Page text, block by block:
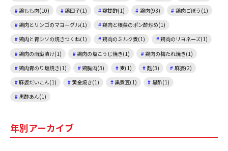
鶏もも肉(10)
鶏団子(1) 鶏甘酢(1) 鶏肉(93)
鶏肉ごぼう(1)
鶏肉とリンゴのマヨーグル(1)
鶏肉と根菜のポン酢炒め(1)
鶏肉と青シソの焼きつくね(1)
鶏肉のミルク煮(1)
鶏肉のリヨネーズ(1)
鶏肉の南蛮漬け(1)
鶏肉の塩こうじ焼き(1)
鶏肉の梅たれ焼き(1)
鶏肉青のり塩焼き(1)
鶏胸肉(3) 麦(1) 麩(3)
麻婆(2)
麻婆だいこん(1)
黄金焼き(1) 黒煮豆(1)
黒酢(1)
黒酢あん(1)
年別アーカイブ